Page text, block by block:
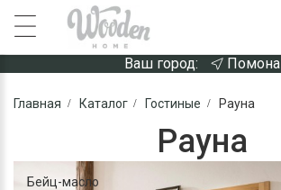
Ваш город: Помона
Главная Каталог Гостиные Рауна
Рауна
Бейц-масло